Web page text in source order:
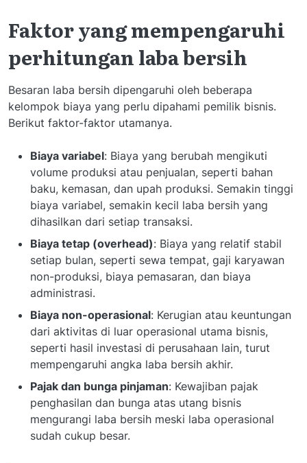
Faktor yang mempengaruhi
perhitungan laba bersih
Besaran laba bersih dipengaruhi oleh beberapa
kelompok biaya yang perlu dipahami pemilik bisnis.
Berikut faktor-faktor utamanya.
Biaya variabel: Biaya yang berubah mengikuti
volume produksi atau penjualan, seperti bahan
baku, kemasan, dan upah produksi. Semakin tinggi
biaya variabel, semakin kecil laba bersih yang
dihasilkan dari setiap transaksi.
Biaya tetap (overhead): Biaya yang relatif stabil
setiap bulan, seperti sewa tempat, gaji karyawan
non-produksi, biaya pemasaran, dan biaya
administrasi.
Biaya non-operasional: Kerugian atau keuntungan
dari aktivitas di luar operasional utama bisnis,
seperti hasil investasi di perusahaan lain, turut
mempengaruhi angka laba bersih akhir.
Pajak dan bunga pinjaman: Kewajiban pajak
penghasilan dan bunga atas utang bisnis
mengurangi laba bersih meski laba operasional
sudah cukup besar.